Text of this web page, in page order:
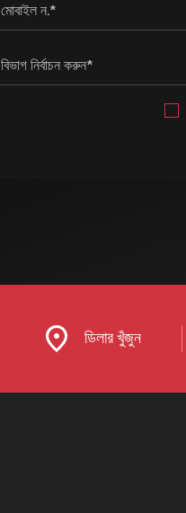
মোবাইল ন.*
বিভাগ নির্বাচন করুন*
ডিলার খুঁজুন